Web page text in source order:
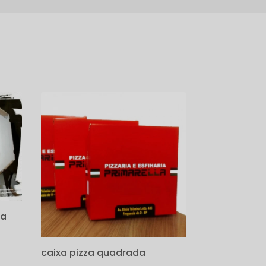
caixa pizza quadrada